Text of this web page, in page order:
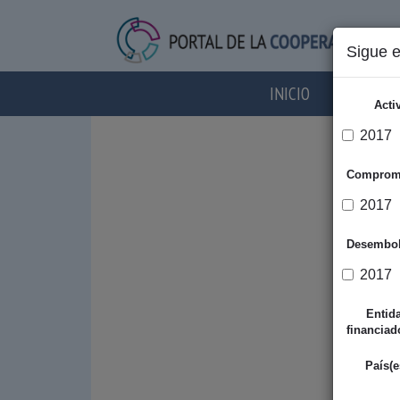
INICIO
Sigue
2017
2017
2017